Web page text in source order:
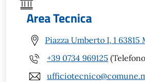
Area Tecnica
Piazza Umberto I, 1
+39 0734 969125